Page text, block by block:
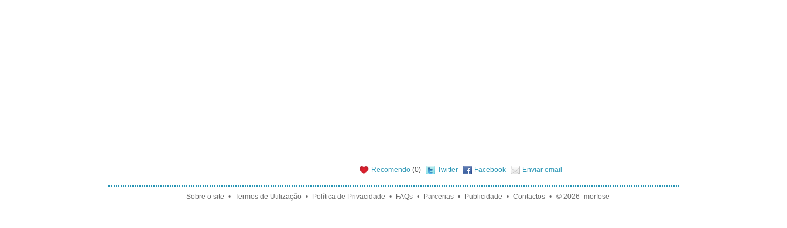
Recomendo(0) Twitter Facebook Enviar email
Sobre o site • Termos de Utilização • Política de Privacidade • FAQs • Parcerias • Publicidade • Contactos • © 2026 morfose